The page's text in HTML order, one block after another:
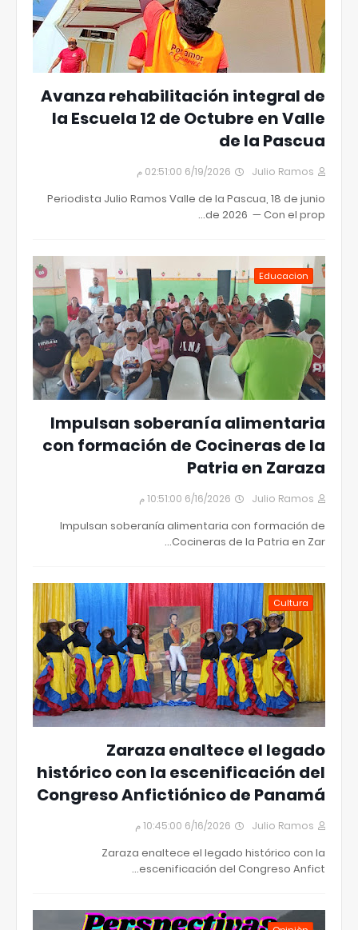
Avanza rehabilitación integral de
la Escuela 12 de Octubre en Valle
de la Pascua
Julio Ramos 6/19/2026 02:51:00 م
Periodista Julio Ramos Valle de la Pascua, 18 de junio
de 2026 — Con el prop…
Educacion
Impulsan soberanía alimentaria
con formación de Cocineras de la
Patria en Zaraza
Julio Ramos 6/16/2026 10:51:00 م
Impulsan soberanía alimentaria con formación de
Cocineras de la Patria en Zar…
Cultura
Zaraza enaltece el legado
histórico con la escenificación del
Congreso Anfictiónico de Panamá
Julio Ramos 6/16/2026 10:45:00 م
Zaraza enaltece el legado histórico con la
escenificación del Congreso Anfict…